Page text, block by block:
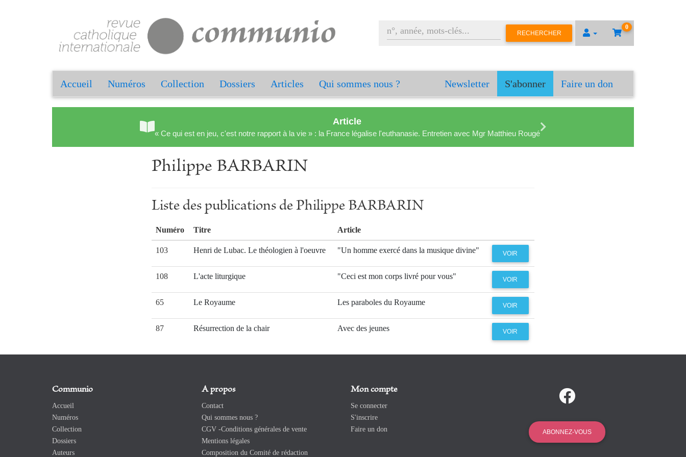
0
RECHERCHER
Accueil Numéros Collection Dossiers Articles Qui sommes nous ? Newsletter S'abonner Faire un don
Article
« Ce qui est en jeu, c'est notre rapport à la vie » : la France légalise l'euthanasie. Entretien avec Mgr Matthieu Rougé
Philippe BARBARIN
Liste des publications de Philippe BARBARIN
Numéro Titre Article
103 Henri de Lubac. Le théologien à l'oeuvre "Un homme exercé dans la musique divine" VOIR
108 L'acte liturgique "Ceci est mon corps livré pour vous" VOIR
65 Le Royaume Les paraboles du Royaume VOIR
87 Résurrection de la chair Avec des jeunes VOIR
Communio
Accueil
Numéros
Collection
Dossiers
Auteurs
A propos
Contact
Qui sommes nous ?
CGV -Conditions générales de vente
Mentions légales
Composition du Comité de rédaction
Mon compte
Se connecter
S'inscrire
Faire un don
ABONNEZ-VOUS